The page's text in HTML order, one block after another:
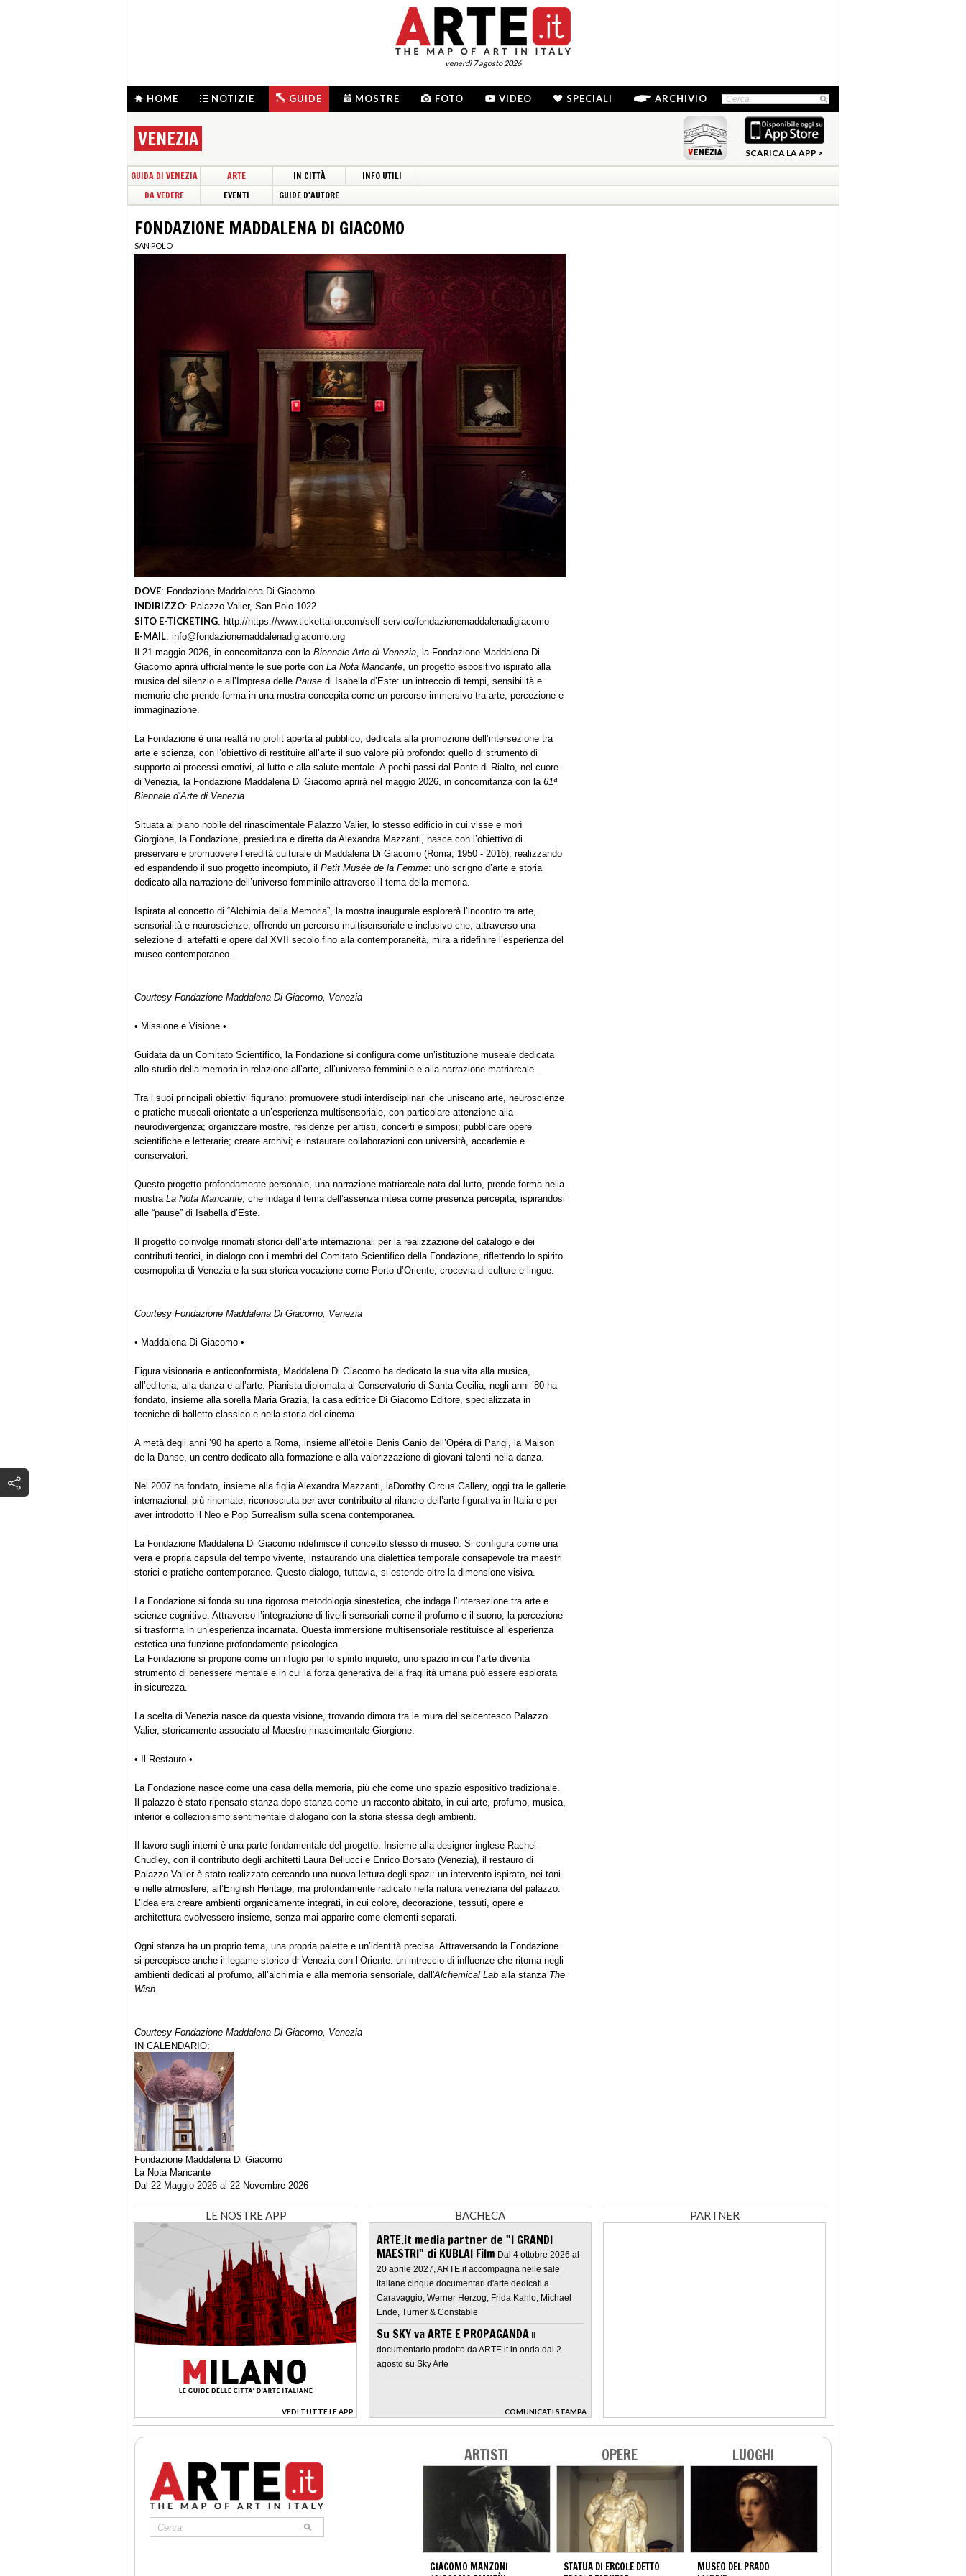
venerdì 7 agosto 2026
HOME NOTIZIE GUIDE MOSTRE FOTO VIDEO SPECIALI ARCHIVIO
VENEZIA
SCARICA LA APP >
GUIDA DI VENEZIA ARTE IN CITTÀ
INFO UTILI
DA VEDERE
EVENTI GUIDE D'AUTORE
FONDAZIONE MADDALENA DI GIACOMO
SAN POLO
DOVE: Fondazione Maddalena Di Giacomo
INDIRIZZO: Palazzo Valier, San Polo 1022
SITO E-TICKETING: http://https://www.tickettailor.com/self-service/fondazionemaddalenadigiacomo
E-MAIL: info@fondazionemaddalenadigiacomo.org
Il 21 maggio 2026, in concomitanza con la Biennale Arte di Venezia , la Fondazione Maddalena Di
Giacomo aprirà ufficialmente le sue porte con La Nota Mancante , un progetto espositivo ispirato alla
musica del silenzio e all’Impresa delle Pause di Isabella d’Este: un intreccio di tempi, sensibilità e
memorie che prende forma in una mostra concepita come un percorso immersivo tra arte, percezione e
immaginazione.
La Fondazione è una realtà no profit aperta al pubblico, dedicata alla promozione dell’intersezione tra
arte e scienza, con l’obiettivo di restituire all’arte il suo valore più profondo: quello di strumento di
supporto ai processi emotivi, al lutto e alla salute mentale. A pochi passi dal Ponte di Rialto, nel cuore
di Venezia, la Fondazione Maddalena Di Giacomo aprirà nel maggio 2026, in concomitanza con la 61ª
Biennale d’Arte di Venezia
Situata al piano nobile del rinascimentale Palazzo Valier, lo stesso edificio in cui visse e morì
Giorgione, la Fondazione, presieduta e diretta da Alexandra Mazzanti, nasce con l’obiettivo di
preservare e promuovere l’eredità culturale di Maddalena Di Giacomo (Roma, 1950 - 2016), realizzando
ed espandendo il suo progetto incompiuto, il Petit Musée de la Femme: uno scrigno d’arte e storia
dedicato alla narrazione dell’universo femminile attraverso il tema della memoria.
Ispirata al concetto di “Alchimia della Memoria”, la mostra inaugurale esplorerà l’incontro tra arte,
sensorialità e neuroscienze, offrendo un percorso multisensoriale e inclusivo che, attraverso una
selezione di artefatti e opere dal XVII secolo fino alla contemporaneità, mira a ridefinire l’esperienza del
museo contemporaneo.
Courtesy Fondazione Maddalena Di Giacomo, Venezia
• Missione e Visione •
Guidata da un Comitato Scientifico, la Fondazione si configura come un’istituzione museale dedicata
allo studio della memoria in relazione all’arte, all’universo femminile e alla narrazione matriarcale.
Tra i suoi principali obiettivi figurano: promuovere studi interdisciplinari che uniscano arte, neuroscienze
e pratiche museali orientate a un’esperienza multisensoriale, con particolare attenzione alla
neurodivergenza; organizzare mostre, residenze per artisti, concerti e simposi; pubblicare opere
scientifiche e letterarie; creare archivi; e instaurare collaborazioni con università, accademie e
conservatori.
Questo progetto profondamente personale, una narrazione matriarcale nata dal lutto, prende forma nella
mostra La Nota Mancante , che indaga il tema dell’assenza intesa come presenza percepita, ispirandosi
alle “pause” di Isabella d’Este.
Il progetto coinvolge rinomati storici dell’arte internazionali per la realizzazione del catalogo e dei
contributi teorici, in dialogo con i membri del Comitato Scientifico della Fondazione, riflettendo lo spirito
cosmopolita di Venezia e la sua storica vocazione come Porto d’Oriente, crocevia di culture e lingue.
Courtesy Fondazione Maddalena Di Giacomo, Venezia
• Maddalena Di Giacomo •
Figura visionaria e anticonformista, Maddalena Di Giacomo ha dedicato la sua vita alla musica,
all’editoria, alla danza e all’arte. Pianista diplomata al Conservatorio di Santa Cecilia, negli anni ’80 ha
fondato, insieme alla sorella Maria Grazia, la casa editrice Di Giacomo Editore, specializzata in
tecniche di balletto classico e nella storia del cinema.
A metà degli anni ’90 ha aperto a Roma, insieme all’étoile Denis Ganio dell’Opéra di Parigi, la Maison
de la Danse, un centro dedicato alla formazione e alla valorizzazione di giovani talenti nella danza.
Nel 2007 ha fondato, insieme alla figlia Alexandra Mazzanti, laDorothy Circus Gallery, oggi tra le gallerie
internazionali più rinomate, riconosciuta per aver contribuito al rilancio dell’arte figurativa in Italia e per
aver introdotto il Neo e Pop Surrealism sulla scena contemporanea.
La Fondazione Maddalena Di Giacomo ridefinisce il concetto stesso di museo. Si configura come una
vera e propria capsula del tempo vivente, instaurando una dialettica temporale consapevole tra maestri
storici e pratiche contemporanee. Questo dialogo, tuttavia, si estende oltre la dimensione visiva.
La Fondazione si fonda su una rigorosa metodologia sinestetica, che indaga l’intersezione tra arte e
scienze cognitive. Attraverso l’integrazione di livelli sensoriali come il profumo e il suono, la percezione
si trasforma in un’esperienza incarnata. Questa immersione multisensoriale restituisce all’esperienza
estetica una funzione profondamente psicologica.
La Fondazione si propone come un rifugio per lo spirito inquieto, uno spazio in cui l’arte diventa
strumento di benessere mentale e in cui la forza generativa della fragilità umana può essere esplorata
in sicurezza.
La scelta di Venezia nasce da questa visione, trovando dimora tra le mura del seicentesco Palazzo
Valier, storicamente associato al Maestro rinascimentale Giorgione.
• Il Restauro •
La Fondazione nasce come una casa della memoria, più che come uno spazio espositivo tradizionale.
Il palazzo è stato ripensato stanza dopo stanza come un racconto abitato, in cui arte, profumo, musica,
interior e collezionismo sentimentale dialogano con la storia stessa degli ambienti.
Il lavoro sugli interni è una parte fondamentale del progetto. Insieme alla designer inglese Rachel
Chudley, con il contributo degli architetti Laura Bellucci e Enrico Borsato (Venezia), il restauro di
Palazzo Valier è stato realizzato cercando una nuova lettura degli spazi: un intervento ispirato, nei toni
e nelle atmosfere, all’English Heritage, ma profondamente radicato nella natura veneziana del palazzo.
L’idea era creare ambienti organicamente integrati, in cui colore, decorazione, tessuti, opere e
architettura evolvessero insieme, senza mai apparire come elementi separati.
Ogni stanza ha un proprio tema, una propria palette e un’identità precisa. Attraversando la Fondazione
si percepisce anche il legame storico di Venezia con l’Oriente: un intreccio di influenze che ritorna negli
ambienti dedicati al profumo, all’alchimia e alla memoria sensoriale, dall'Alchemical Lab alla stanza The
Wish
Courtesy Fondazione Maddalena Di Giacomo, Venezia
IN CALENDARIO:
Fondazione Maddalena Di Giacomo
La Nota Mancante
Dal 22 Maggio 2026 al 22 Novembre 2026
LE NOSTRE APP
VEDI TUTTE LE APP
>
BACHECA
ARTE.it media partner de "I GRANDI
MAESTRI" di KUBLAI Film Dal 4 ottobre 2026 al
20 aprile 2027, ARTE.it accompagna nelle sale
italiane cinque documentari d'arte dedicati a
Caravaggio, Werner Herzog, Frida Kahlo, Michael
Ende, Turner & Constable
Su SKY va ARTE E PROPAGANDA
documentario prodotto da ARTE.it in onda dal 2
agosto su Sky Arte
COMUNICATI STAMPA
>
PARTNER
ARTISTI
GIACOMO MANZONI
OPERE
STATUA DI ERCOLE DETTO
LUOGHI
MUSEO DEL PRADO